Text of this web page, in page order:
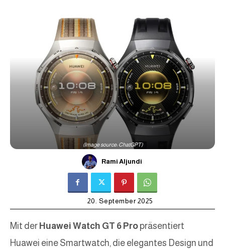
(Image source: ChatGPT)
Rami Aljundi
20. September 2025
Mit der Huawei Watch GT 6 Pro präsentiert
Huawei eine Smartwatch, die elegantes Design und